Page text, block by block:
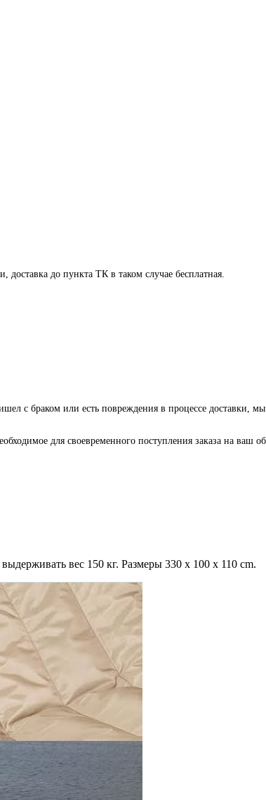
доставка до пункта ТК в таком случае бесплатная
с браком или есть повреждения в процессе доставки,
для своевременного поступления заказа на ваш
вес 150 кг. Размеры 330 x 100 x 110 cm.